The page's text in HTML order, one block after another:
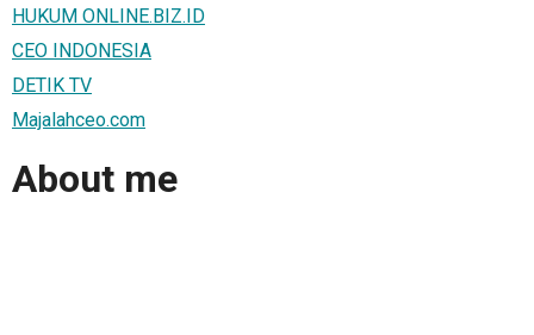
HUKUM ONLINE.BIZ.ID
CEO INDONESIA
DETIK TV
Majalahceo.com
About me